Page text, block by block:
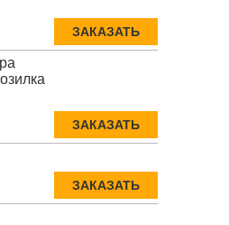
ЗАКАЗАТЬ
ЗАКАЗАТЬ
ЗАКАЗАТЬ